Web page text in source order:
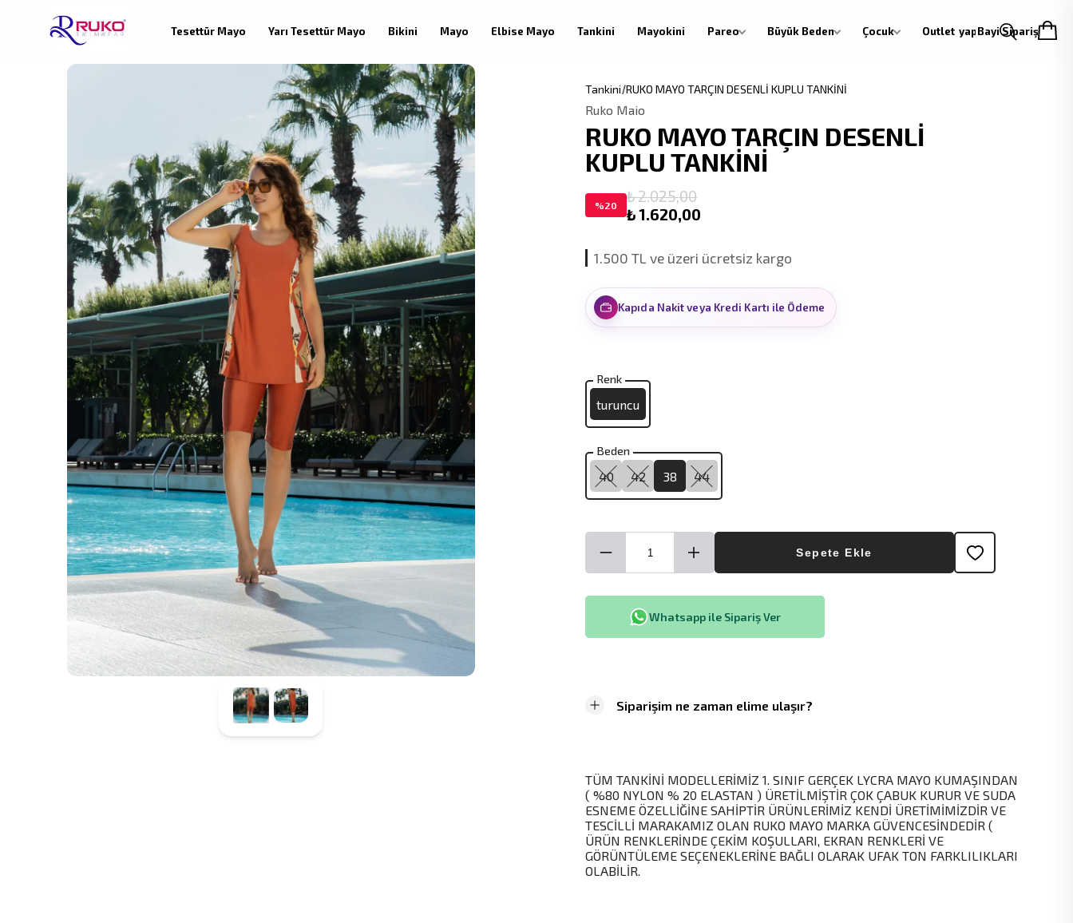
Tesettür Mayo Yarı Tesettür Mayo Bikini Mayo Elbise Mayo Tankini Mayokini Pareo Büyük Beden Çocuk Outlet Bayi Siparişi
Giriş yap
Tankini RUKO MAYO TARÇIN DESENLİ KUPLU TANKİNİ
Ruko Maio
RUKO MAYO TARÇIN DESENLİ
KUPLU TANKİNİ
%20
₺ 2.025,00
₺ 1.620,00
1.500 TL ve üzeri ücretsiz kargo
Kapıda Nakit veya Kredi Kartı ile Ödeme
Renk
turuncu
Beden
40 42 38 44
Sepete Ekle
Whatsapp ile Sipariş Ver
Siparişim ne zaman elime ulaşır?
TÜM TANKİNİ MODELLERİMİZ 1. SINIF GERÇEK LYCRA MAYO KUMAŞINDAN
( %80 NYLON % 20 ELASTAN ) ÜRETİLMİŞTİR ÇOK ÇABUK KURUR VE SUDA
ESNEME ÖZELLİĞİNE SAHİPTİR ÜRÜNLERİMİZ KENDİ ÜRETİMİMİZDİR VE
TESCİLLİ MARAKAMIZ OLAN RUKO MAYO MARKA GÜVENCESİNDEDİR (
ÜRÜN RENKLERİNDE ÇEKİM KOŞULLARI, EKRAN RENKLERİ VE
GÖRÜNTÜLEME SEÇENEKLERİNE BAĞLI OLARAK UFAK TON FARKLILIKLARI
OLABİLİR.